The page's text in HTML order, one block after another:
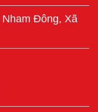
Đông, Xã